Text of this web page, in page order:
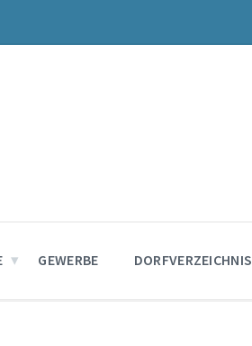
GEWERBE DORFVERZEICHNIS